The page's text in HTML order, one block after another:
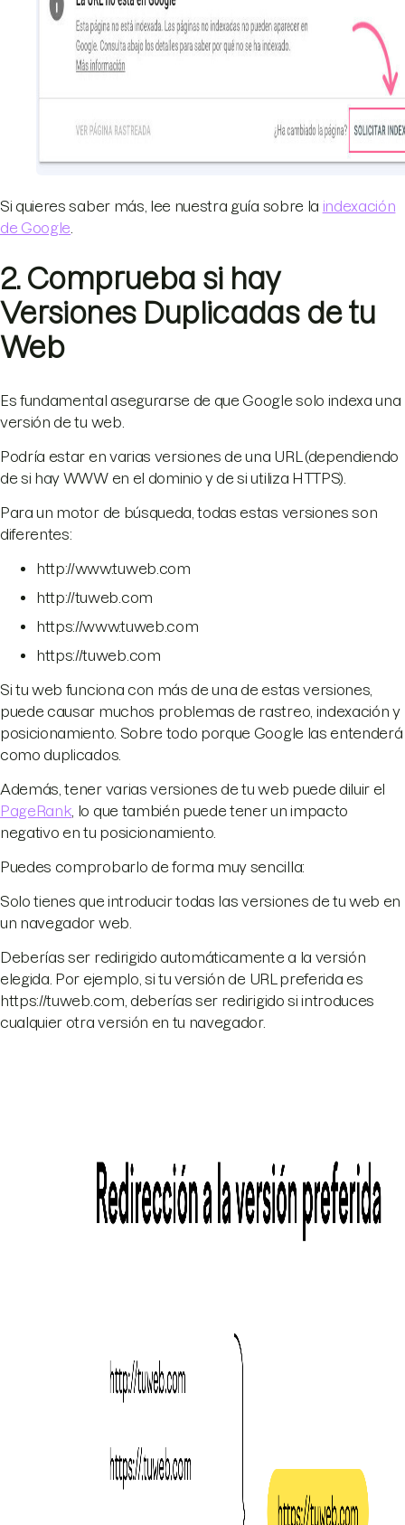
Si quieres saber más, lee nuestra guía sobre la indexación
de Google
2. Comprueba si hay
Versiones Duplicadas de tu
Web
Es fundamental asegurarse de que Google solo indexa una
versión de tu web.
Podría estar en varias versiones de una URL (dependiendo
de si hay WWW en el dominio y de si utiliza HTTPS).
Para un motor de búsqueda, todas estas versiones son
diferentes:
http://www.tuweb.com
http://tuweb.com
https://www.tuweb.com
https://tuweb.com
Si tu web funciona con más de una de estas versiones,
puede causar muchos problemas de rastreo, indexación y
posicionamiento. Sobre todo porque Google las entenderá
como duplicados.
Además, tener varias versiones de tu web puede diluir el
PageRank , lo que también puede tener un impacto
negativo en tu posicionamiento.
Puedes comprobarlo de forma muy sencilla:
Solo tienes que introducir todas las versiones de tu web en
un navegador web.
Deberías ser redirigido automáticamente a la versión
elegida. Por ejemplo, si tu versión de URL preferida es
https://tuweb.com, deberías ser redirigido si introduces
cualquier otra versión en tu navegador.